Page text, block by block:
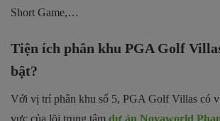
Short Game,…
Tiện ích phân khu PGA Golf
bật?
Với vị trí phân khu số 5, PGA Golf Villas có
vực của lõi trung tâm dự án Novaworld